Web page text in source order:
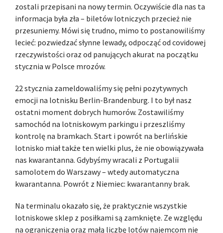
zostali przepisani na nowy termin. Oczywiście dla nas ta
informacja była zła – biletów lotniczych przecież nie
przesuniemy. Mówi się trudno, mimo to postanowiliśmy
lecieć: pozwiedzać słynne lewady, odpocząć od covidowej
rzeczywistości oraz od panujących akurat na początku
stycznia w Polsce mrozów.
22 stycznia zameldowaliśmy się pełni pozytywnych
emocji na lotnisku Berlin-Brandenburg. I to był nasz
ostatni moment dobrych humorów. Zostawiliśmy
samochód na lotniskowym parkingu i przeszliśmy
kontrolę na bramkach. Start i powrót na berlińskie
lotnisko miał także ten wielki plus, że nie obowiązywała
nas kwarantanna. Gdybyśmy wracali z Portugalii
samolotem do Warszawy – wtedy automatyczna
kwarantanna. Powrót z Niemiec: kwarantanny brak.
Na terminalu okazało się, że praktycznie wszystkie
lotniskowe sklep z posiłkami są zamknięte. Ze względu
na ograniczenia oraz małą liczbę lotów najemcom nie